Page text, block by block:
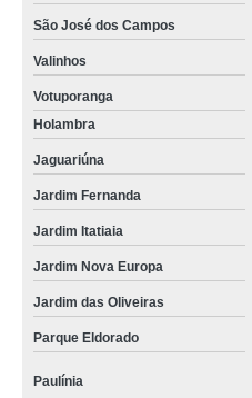
São José dos Campos
Valinhos
Votuporanga
Holambra
Jaguariúna
Jardim Fernanda
Jardim Itatiaia
Jardim Nova Europa
Jardim das Oliveiras
Parque Eldorado
Paulínia